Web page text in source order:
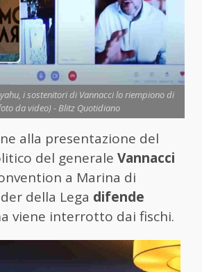
i sostenitori di Vannacci lo riempiono di
da video) - Blitz Quotidiano
alla presentazione del
del generale Vannacci
a Marina di
della Lega difende
viene interrotto dai fischi.